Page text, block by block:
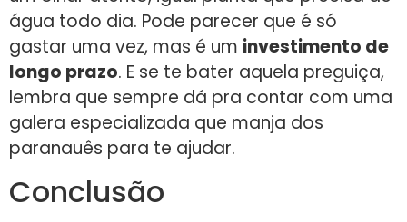
água todo dia. Pode parecer que é só
gastar uma vez, mas é um investimento de
longo prazo. E se te bater aquela preguiça,
lembra que sempre dá pra contar com uma
galera especializada que manja dos
paranauês para te ajudar.
Conclusão